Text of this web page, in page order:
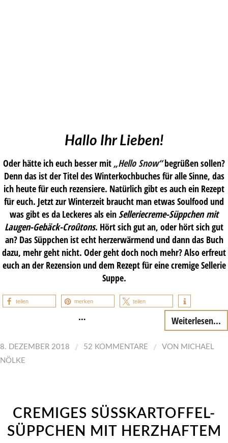
Hallo Ihr Lieben!
Oder hätte ich euch besser mit „Hello Snow“begrüßen sollen?
Denn das ist der Titel des Winterkochbuches für alle Sinne, das
ich heute für euch rezensiere. Natürlich gibt es auch ein Rezept
für euch. Jetzt zur Winterzeit braucht man etwas Soulfood und
was gibt es da Leckeres als ein Selleriecreme-Süppchen mit
Laugen-Gebäck-Croûtons. Hört sich gut an, oder hört sich gut
an? Das Süppchen ist echt herzerwärmend und dann das Buch
dazu, mehr geht nicht. Oder geht doch noch mehr? Also erfreut
euch an der Rezension und dem Rezept für eine cremige Sellerie
Suppe.
teilen merken teilen
… Weiterlesen...
8. DEZEMBER 2018 / 52 KOMMENTARE / VON MICHAEL
NÖLKE
CREMIGES SÜSSKARTOFFEL-
SÜPPCHEN MIT HERZHAFTEM